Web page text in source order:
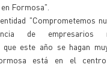
Formosa".
"Comprometemos
de empresarios
que este año se hagan
está en el